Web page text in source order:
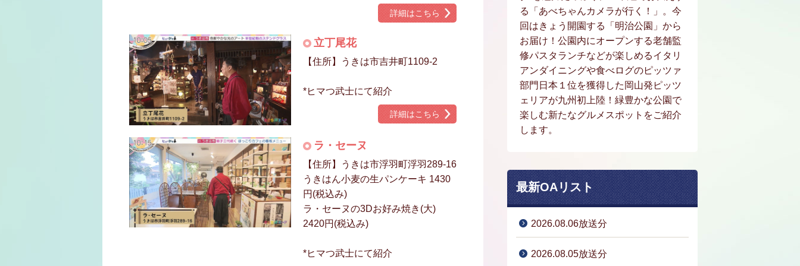
詳細はこちら
立丁尾花
【住所】うきは市吉井町1109-2
*ヒマつ武士にて紹介
詳細はこちら
ラ・セーヌ
【住所】うきは市浮羽町浮羽289-16
うきはん小麦の生パンケーキ 1430
円(税込み)
ラ・セーヌの3Dお好み焼き(大)
2420円(税込み)
*ヒマつ武士にて紹介
る「あべちゃんカメラが行く！」。今
回はきょう開園する「明治公園」から
お届け！公園内にオープンする老舗監
修パスタランチなどが楽しめるイタリ
アンダイニングや食べログのピッツァ
部門日本１位を獲得した岡山発ピッツ
ェリアが九州初上陸！緑豊かな公園で
楽しむ新たなグルメスポットをご紹介
します。
最新OAリスト
2026.08.06放送分
2026.08.05放送分